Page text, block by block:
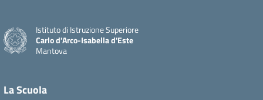
Istituto di Istruzione Superiore
Carlo d'Arco-Isabella d'Este
Mantova
La Scuola